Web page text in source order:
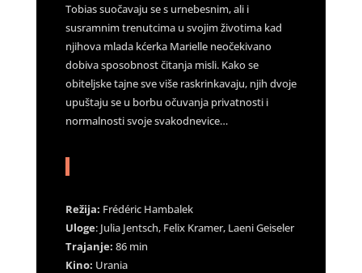
Tobias suočavaju se s urnebesnim, ali i
susramnim trenutcima u svojim životima kad
njihova mlada kćerka Marielle neočekivano
dobiva sposobnost čitanja misli. Kako se
obiteljske tajne sve više raskrinkavaju, njih dvoje
upuštaju se u borbu očuvanja privatnosti i
normalnosti svoje svakodnevice…
Režija: Frédéric Hambalek
Uloge: Julia Jentsch, Felix Kramer, Laeni Geiseler
Trajanje: 86 min
Kino: Urania